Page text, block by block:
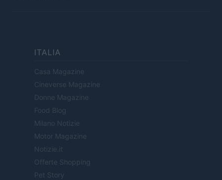
ITALIA
Casa Magazine
Cineverse Magazine
Donne Magazine
Food Blog
Milano Notizie
Motor Magazine
Notizie.it
Offerte Shopping
Pet Story